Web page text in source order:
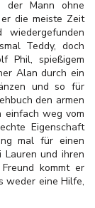
Mann ohne
die meiste Zeit
Teddy, doch
Phil, spießigem
Alan durch ein
und so für
den armen
einfach weg vom
Eigenschaft
mal für einen
und ihren
kommt er
weder eine Hilfe,